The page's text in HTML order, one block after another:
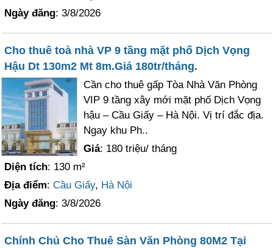
Ngày đăng: 3/8/2026
Cho thuê toà nhà VP 9 tầng mặt phố Dịch Vọng
Hậu Dt 130m2 Mt 8m.Giá 180tr/tháng.
Cần cho thuê gấp Tòa Nhà Văn Phòng
VIP 9 tầng xây mới mặt phố Dịch Vọng
hậu – Cầu Giấy – Hà Nội. Vị trí đắc địa.
Ngay khu Ph..
Giá: 180 triệu/ tháng
Diện tích: 130 m²
Địa điểm:Cầu Giấy, Hà Nội
Ngày đăng: 3/8/2026
Chính Chủ Cho Thuê Sàn Văn Phòng 80M2 Tại